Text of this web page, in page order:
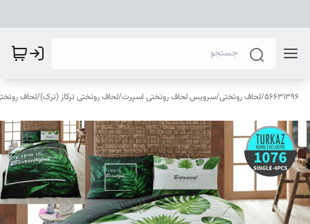
56631396
/لحاف روتختی/سرویس لحاف روتختی اسپرت/لحاف روتختی ترکاز (ترک)/لحاف روتختی